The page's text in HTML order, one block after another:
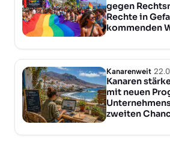
gegen
Rechte in
kommenden
Kanarenweit
Kanaren
mit neuen
zweiten